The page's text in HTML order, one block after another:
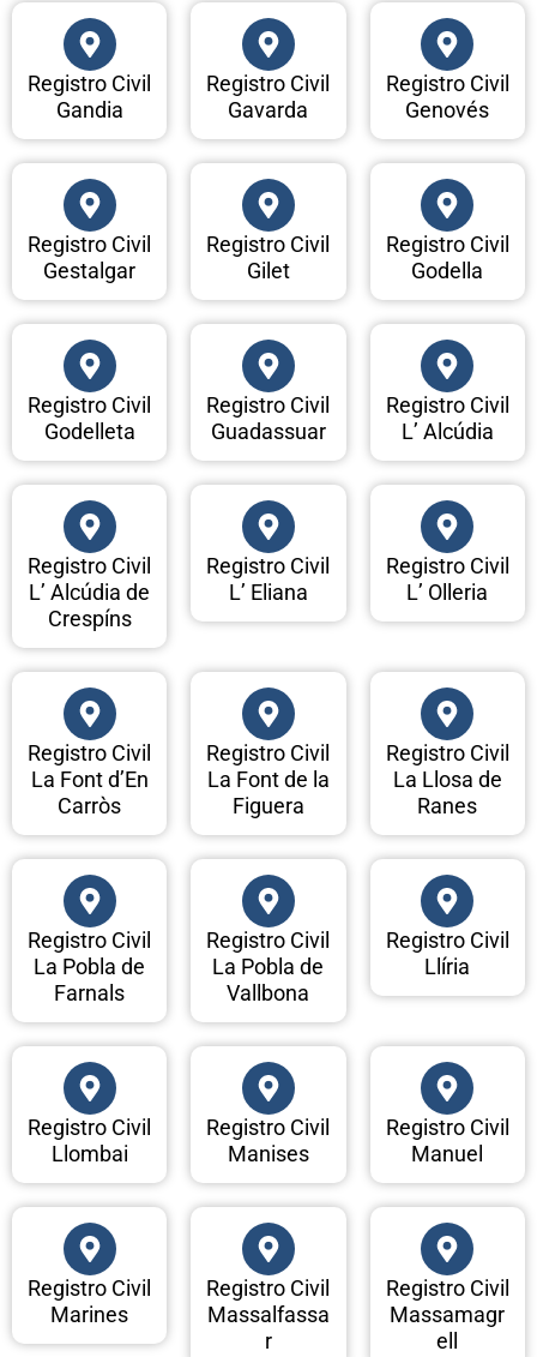
Registro Civil
Gandia
Registro Civil
Gavarda
Registro Civil
Genovés
Registro Civil
Gestalgar
Registro Civil
Gilet
Registro Civil
Godella
Registro Civil
Godelleta
Registro Civil
Guadassuar
Registro Civil
L’ Alcúdia
Registro Civil
L’ Alcúdia de
Crespíns
Registro Civil
L’ Eliana
Registro Civil
L’ Olleria
Registro Civil
La Font d’En
Carròs
Registro Civil
La Font de la
Figuera
Registro Civil
La Llosa de
Ranes
Registro Civil
La Pobla de
Farnals
Registro Civil
La Pobla de
Vallbona
Registro Civil
Llíria
Registro Civil
Llombai
Registro Civil
Manises
Registro Civil
Manuel
Registro Civil
Marines
Registro Civil
Massalfassa
r
Registro Civil
Massamagr
ell